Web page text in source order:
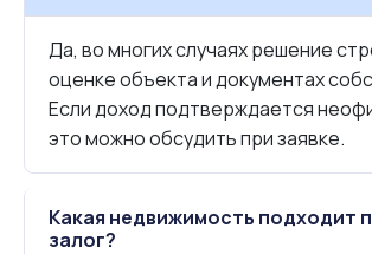
Да, во многих случаях решение
оценке объекта и документах
Если доход подтверждается
это можно обсудить при заявке.
Какая недвижимость подходит
залог?